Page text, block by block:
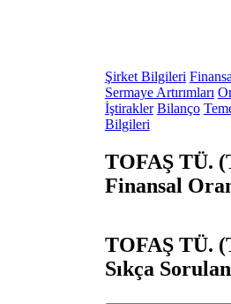
Şirket Bilgileri
Sermaye Artırımları
İştirakler Bilanço
Bilgileri
TOFAŞ TÜ.
Finansal
TOFAŞ TÜ.
Sıkça